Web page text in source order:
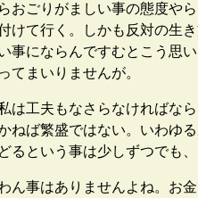
おごりがましい事の態度や
けて行く。しかも反対の生
事にならんですむとこう思
てまいりませんが。
は工夫もなさらなければな
ねば繁盛ではない。いわゆ
るという事は少しずつでも
ん事はありませんよね。お